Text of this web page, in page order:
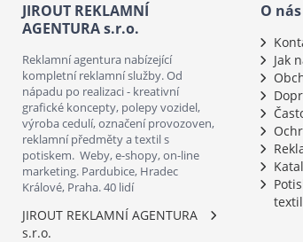
JIROUT REKLAMNÍ
AGENTURA s.r.o.
Reklamní agentura nabízející
kompletní reklamní služby. Od
nápadu po realizaci - kreativní
grafické koncepty, polepy vozidel,
výroba cedulí, označení provozoven,
reklamní předměty a textil s
potiskem. Weby, e-shopy, on-line
marketing. Pardubice, Hradec
Králové, Praha. 40 lidí
JIROUT REKLAMNÍ AGENTURA
s.r.o.
O nás
Jak